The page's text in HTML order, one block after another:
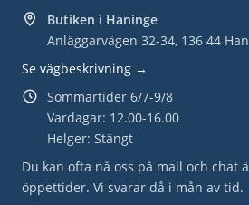
Butiken i Haninge
Anläggarvägen 32-34, 136 44
Se vägbeskrivning →
Sommartider 6/7-9/8
Vardagar: 12.00-16.00
Helger: Stängt
Du kan ofta nå oss på mail och chat
öppettider. Vi svarar då i mån av tid.